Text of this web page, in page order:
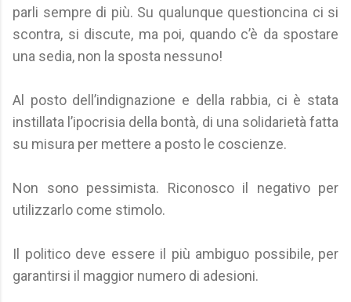
parli sempre di più. Su qualunque questioncina ci si
scontra, si discute, ma poi, quando c’è da spostare
una sedia, non la sposta nessuno!
Al posto dell’indignazione e della rabbia, ci è stata
instillata l’ipocrisia della bontà, di una solidarietà fatta
su misura per mettere a posto le coscienze.
Non sono pessimista. Riconosco il negativo per
utilizzarlo come stimolo.
Il politico deve essere il più ambiguo possibile, per
garantirsi il maggior numero di adesioni.